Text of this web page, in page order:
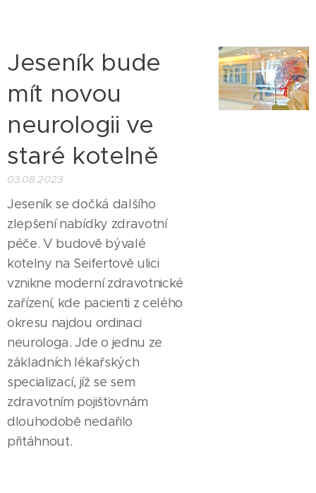
Jeseník bude
mít novou
neurologii ve
staré kotelně
03.08.2023
Jeseník se dočká dalšího
zlepšení nabídky zdravotní
péče. V budově bývalé
kotelny na Seifertově ulici
vznikne moderní zdravotnické
zařízení, kde pacienti z celého
okresu najdou ordinaci
neurologa. Jde o jednu ze
základních lékařských
specializací, jíž se sem
zdravotním pojišťovnám
dlouhodobě nedařilo
přitáhnout.